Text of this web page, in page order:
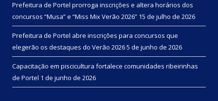
Prefeitura de Portel prorroga inscrições e altera horários dos
concursos “Musa” e “Miss Mix Verão 2026” 15 de julho de 2026
Prefeitura de Portel abre inscrições para concursos que
elegerão os destaques do Verão 20265 de junho de 2026
Capacitação em piscicultura fortalece comunidades ribeirinhas
de Portel 1 de junho de 2026